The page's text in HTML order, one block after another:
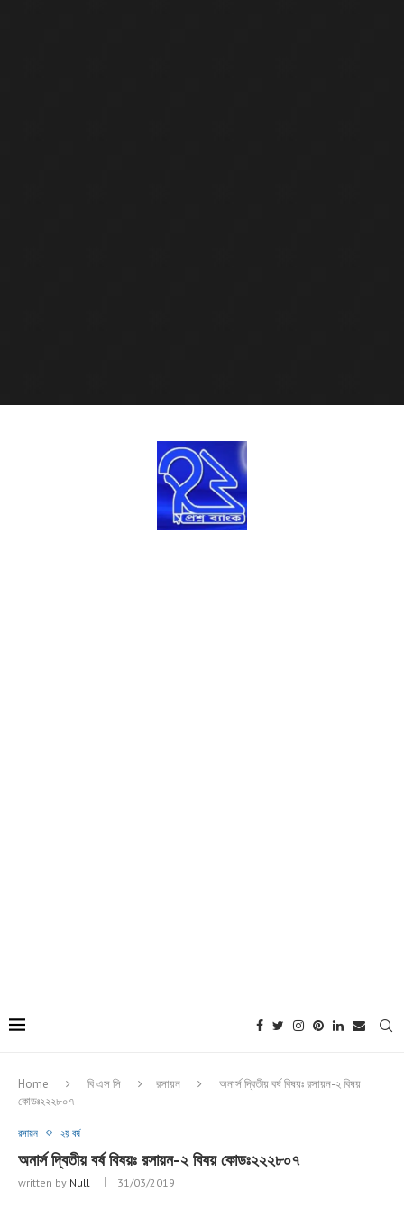
Home বি এস সি রসায়ন
অনার্স দ্বিতীয় বর্ষ বিষয়ঃ রসায়ন-২ বিষয়
কোডঃ২২২৮০৭
রসায়ন ২য় বর্ষ
অনার্স দ্বিতীয় বর্ষ বিষয়ঃ রসায়ন-২ বিষয় কোডঃ২২২৮০৭
written by Null 31/03/2019